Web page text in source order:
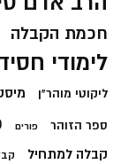
חכמת הקבלה
לימודי
ליקוטי מוהר"ן
ספר הזוהר פורים
קבלה למתחיל